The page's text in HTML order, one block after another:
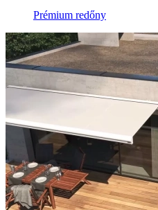
Prémium redőny